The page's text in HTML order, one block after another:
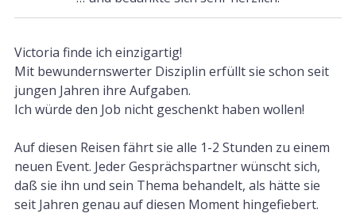
Victoria finde ich einzigartig!
Mit bewundernswerter Disziplin erfüllt sie schon seit
jungen Jahren ihre Aufgaben.
Ich würde den Job nicht geschenkt haben wollen!
Auf diesen Reisen fährt sie alle 1-2 Stunden zu einem
neuen Event. Jeder Gesprächspartner wünscht sich,
daß sie ihn und sein Thema behandelt, als hätte sie
seit Jahren genau auf diesen Moment hingefiebert.